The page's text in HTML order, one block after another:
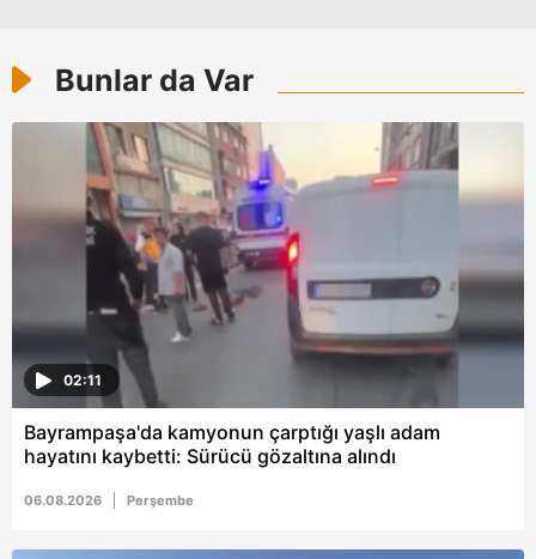
sınırlı olarak açık rızanız dahilinde kullanılacaktır.
Çerezlere ilişkin tercihlerinizi aşağıda yer alan panel
vasıtasıyla belirleyebilirsiniz. Çerezlere ilişkin detaylı bilgi
için Ayarlar butonuna tıklayabilir,Çerez Bilgilendirme
Metnimiziziyaret edebilirsiniz.
6698 sayılı Kişisel Verilerin Korunması Kanunu uyarınca
hazırlanmış Aydınlatma Metnimizi okumak ve sitemizde
ilgili mevzuata uygun olarak kullanılan çerezlerle ilgili bilgi
almak için lütfen
Bunlar da Var
02:11
Bayrampaşa'da kamyonun çarptığı yaşlı adam
hayatını kaybetti: Sürücü gözaltına alındı
06.08.2026 Perşembe